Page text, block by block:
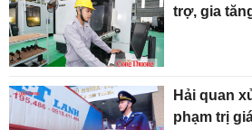
trợ, gia
Hải quan
phạm trị